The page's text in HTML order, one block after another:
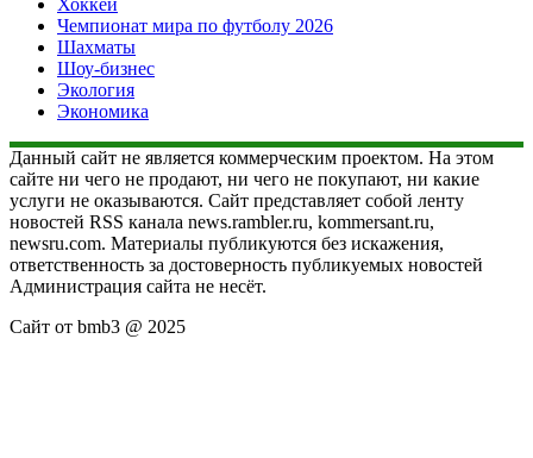
Чемпионат мира по футболу 2026
Шахматы
Шоу-бизнес
Экология
Экономика
Данный сайт не является коммерческим проектом. На этом
сайте ни чего не продают, ни чего не покупают, ни какие
услуги не оказываются. Сайт представляет собой ленту
новостей RSS канала news.rambler.ru, kommersant.ru,
newsru.com. Материалы публикуются без искажения,
ответственность за достоверность публикуемых новостей
Администрация сайта не несёт.
Сайт от bmb3 @ 2025